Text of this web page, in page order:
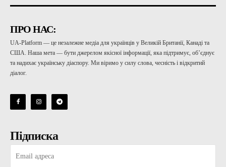
ПРО НАС:
UA-Platform — це незалежне медіа для українців у Великій Британії, Канаді та
США. Наша мета — бути джерелом якісної інформації, яка підтримує, об’єднує
та надихає українську діаспору. Ми віримо у силу слова, чесність і відкритий
діалог.
Підписка